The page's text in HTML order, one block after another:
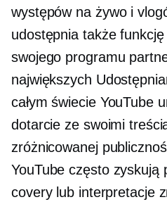
występów na żywo i
udostępnia także
swojego programu
największych
całym świecie YouTube
dotarcie ze swoimi
zróżnicowanej
YouTube często zyskują
covery lub interpretacje